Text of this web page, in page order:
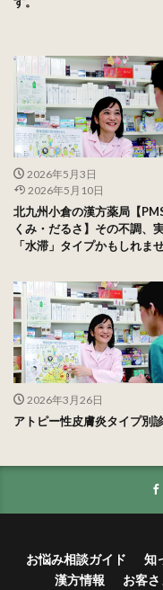
2026年5月3日
2026年5月10日
北九州小倉の漢方薬局【
くみ・だるさ】その不調、
「水滞」タイプかもしれま
2026年3月26日
アトピー性皮膚炎タイプ別
お悩み相談ガイド 知
漢方情報
お客